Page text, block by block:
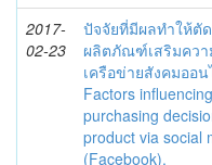
2017-
02-23
ปัจจัยที่มีผลทำให้ตั
ผลิตภัณฑ์เสริมควา
เครือข่ายสังคมออ
Factors
purchasing
product via social
(Facebook).